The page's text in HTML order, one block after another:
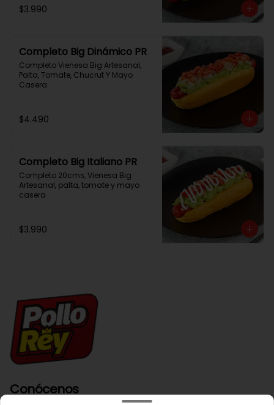
$3.990
Completo Big Dinámico PR
Completo Vienesa Big Artesanal,
Palta, Tomate, Chucrut Y Mayo
Casera.
$4.490
Completo Big Italiano PR
Completo 20cms, Vienesa Big
Artesanal, palta, tomate y mayo
casera
$3.990
Conócenos